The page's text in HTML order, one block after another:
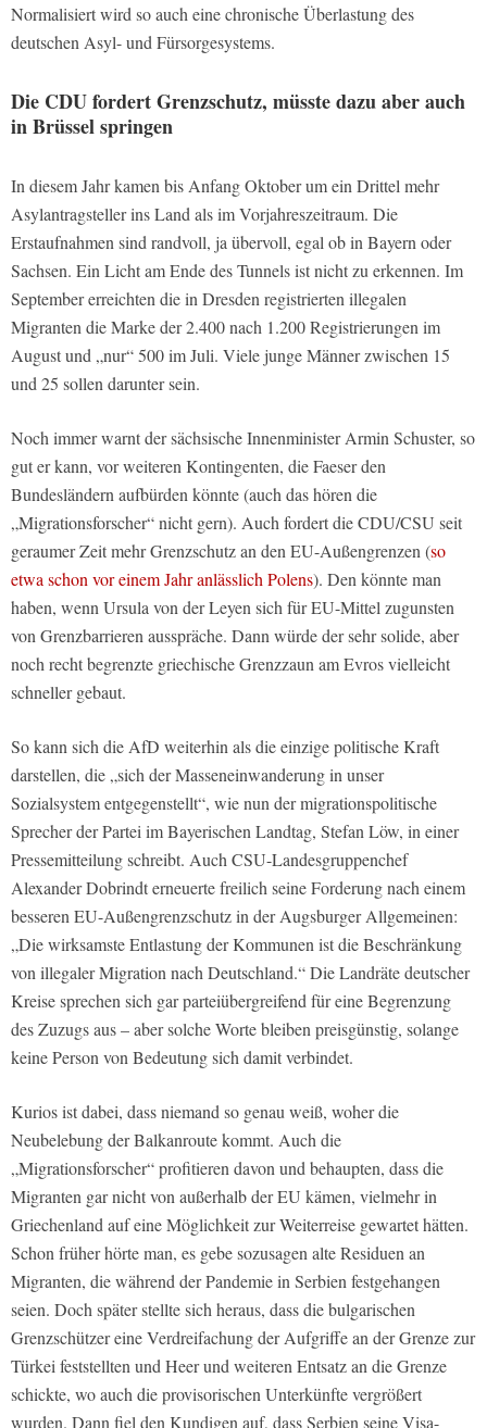
Normalisiert wird so auch eine chronische Überlastung des
deutschen Asyl- und Fürsorgesystems.
Die CDU fordert Grenzschutz, müsste dazu aber auch
in Brüssel springen
In diesem Jahr kamen bis Anfang Oktober um ein Drittel mehr
Asylantragsteller ins Land als im Vorjahreszeitraum. Die
Erstaufnahmen sind randvoll, ja übervoll, egal ob in Bayern oder
Sachsen. Ein Licht am Ende des Tunnels ist nicht zu erkennen. Im
September erreichten die in Dresden registrierten illegalen
Migranten die Marke der 2.400 nach 1.200 Registrierungen im
August und „nur“ 500 im Juli. Viele junge Männer zwischen 15
und 25 sollen darunter sein.
Noch immer warnt der sächsische Innenminister Armin Schuster, so
gut er kann, vor weiteren Kontingenten, die Faeser den
Bundesländern aufbürden könnte (auch das hören die
„Migrationsforscher“ nicht gern). Auch fordert die CDU/CSU seit
geraumer Zeit mehr Grenzschutz an den EU-Außengrenzen (so
etwa schon vor einem Jahr anlässlich Polens). Den könnte man
haben, wenn Ursula von der Leyen sich für EU-Mittel zugunsten
von Grenzbarrieren ausspräche. Dann würde der sehr solide, aber
noch recht begrenzte griechische Grenzzaun am Evros vielleicht
schneller gebaut.
So kann sich die AfD weiterhin als die einzige politische Kraft
darstellen, die „sich der Masseneinwanderung in unser
Sozialsystem entgegenstellt“, wie nun der migrationspolitische
Sprecher der Partei im Bayerischen Landtag, Stefan Löw, in einer
Pressemitteilung schreibt. Auch CSU-Landesgruppenchef
Alexander Dobrindt erneuerte freilich seine Forderung nach einem
besseren EU-Außengrenzschutz in derAugsburger Allgemeinen:
„Die wirksamste Entlastung der Kommunen ist die Beschränkung
von illegaler Migration nach Deutschland.“ Die Landräte deutscher
Kreise sprechen sich gar parteiübergreifend für eine Begrenzung
des Zuzugs aus – aber solche Worte bleiben preisgünstig, solange
keine Person von Bedeutung sich damit verbindet.
Kurios ist dabei, dass niemand so genau weiß, woher die
Neubelebung der Balkanroute kommt. Auch die
„Migrationsforscher“ profitieren davon und behaupten, dass die
Migranten gar nicht von außerhalb der EU kämen, vielmehr in
Griechenland auf eine Möglichkeit zur Weiterreise gewartet hätten.
Schon früher hörte man, es gebe sozusagen alte Residuen an
Migranten, die während der Pandemie in Serbien festgehangen
seien. Doch später stellte sich heraus, dass die bulgarischen
Grenzschützer eine Verdreifachung der Aufgriffe an der Grenze zur
Türkei feststellten und Heer und weiteren Entsatz an die Grenze
schickte, wo auch die provisorischen Unterkünfte vergrößert
wurden. Dann fiel den Kundigen auf, dass Serbien seine Visa-